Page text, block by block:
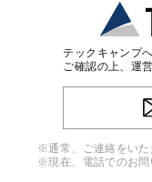
・個人(法人の場合
計情報の作成および利
※上記の利用目的に
4. 個人情報の第三者
ンをとるために、氏
チャットツールで発
テックキャンプ
ご確認の上、運
※通常、ご連絡をいた
※現在、電話でのお問